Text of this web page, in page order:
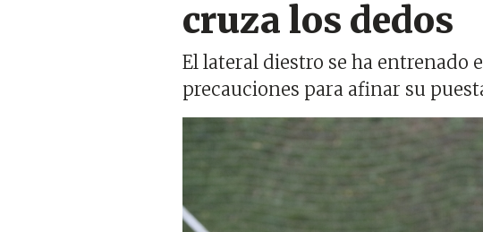
cruza los dedos
El lateral diestro se ha entrenado
precauciones para afinar su